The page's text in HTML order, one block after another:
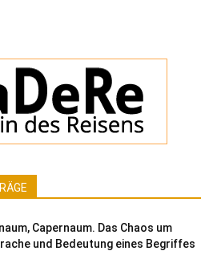
Capernaum. Das Chaos um
und Bedeutung eines Begriffes